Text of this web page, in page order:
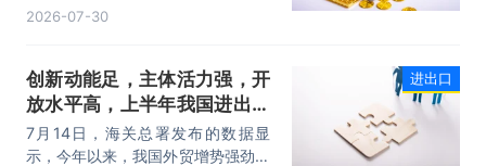
增长8.2%。其中，出口5740.1亿
进口规模均创历史同期新高，外贸运
行呈现“稳中有进，进中提质”的良好
态势。
2026-07-30
创新动能足，主体活力强，开
放水平高，上半年我国进出口
规模首次突破25万亿元
7月14日，海关总署发布的数据显
示，今年以来，我国外贸增势强劲、
进出口